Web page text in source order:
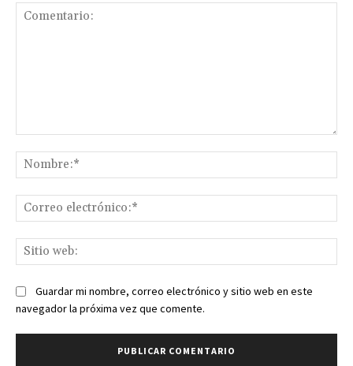
Guardar mi nombre, correo electrónico y sitio web en este
navegador la próxima vez que comente.